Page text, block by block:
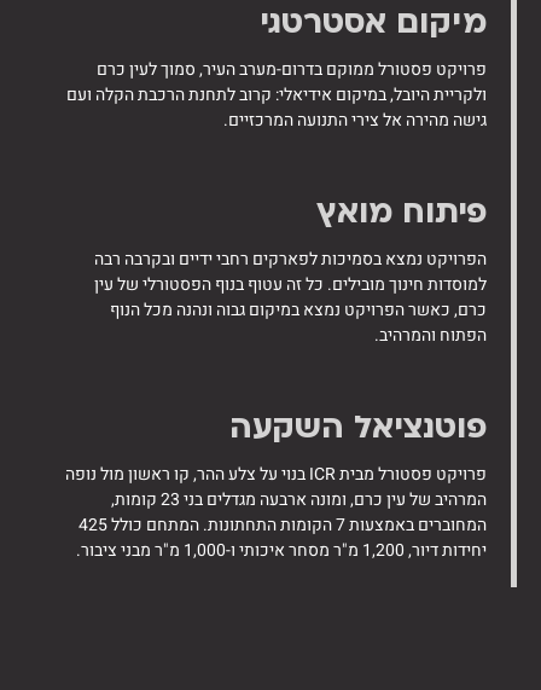
מיקום אסטרטגי
פרויקט פסטורל ממוקם בדרום-מערב העיר, סמוך לעין כרם
ולקריית היובל, במיקום אידיאלי: קרוב לתחנת הרכבת הקלה ועם
גישה מהירה אל צירי התנועה המרכזיים.
פיתוח מואץ
הפרויקט נמצא בסמיכות לפארקים רחבי ידיים ובקרבה רבה
למוסדות חינוך מובילים. כל זה עטוף בנוף הפסטורלי של עין
כרם, כאשר הפרויקט נמצא במיקום גבוה ונהנה מכל הנוף
הפתוח והמרהיב.
פוטנציאל השקעה
פרויקט פסטורל מבית ICR בנוי על צלע ההר, קו ראשון מול נופה
המרהיב של עין כרם, ומונה ארבעה מגדלים בני 23 קומות,
המחוברים באמצעות 7 הקומות התחתונות. המתחם כולל 425
יחידות דיור, 1,200 מ"ר מסחר איכותי ו-1,000 מ"ר מבני ציבור.